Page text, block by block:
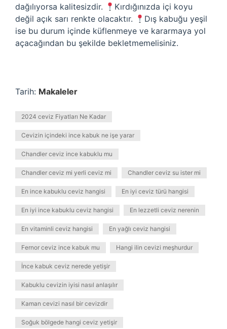
dağılıyorsa kalitesizdir.
Kırdığınızda içi koyu
değil açık sarı renkte olacaktır.
Dış kabuğu yeşil
ise bu durum içinde küflenmeye ve kararmaya yol
açacağından bu şekilde bekletmemelisiniz.
Tarih: Makaleler
2024 ceviz Fiyatları Ne Kadar
Cevizin içindeki ince kabuk ne işe yarar
Chandler ceviz ince kabuklu mu
Chandler ceviz mi yerli ceviz mi Chandler ceviz su ister mi
En ince kabuklu ceviz hangisi En iyi ceviz türü hangisi
En iyi ince kabuklu ceviz hangisi En lezzetli ceviz nerenin
En vitaminli ceviz hangisi En yağlı ceviz hangisi
Fernor ceviz ince kabuk mu Hangi ilin cevizi meşhurdur
İnce kabuk ceviz nerede yetişir
Kabuklu cevizin iyisi nasıl anlaşılır
Kaman cevizi nasıl bir cevizdir
Soğuk bölgede hangi ceviz yetişir